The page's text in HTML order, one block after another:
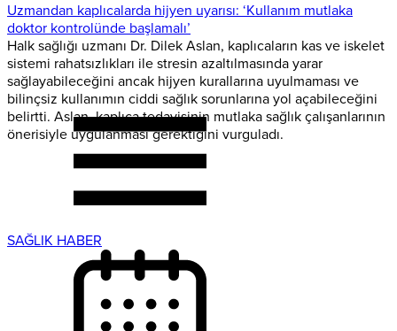
Uzmandan kaplıcalarda hijyen uyarısı: ‘Kullanım mutlaka
doktor kontrolünde başlamalı’
Halk sağlığı uzmanı Dr. Dilek Aslan, kaplıcaların kas ve iskelet
sistemi rahatsızlıkları ile stresin azaltılmasında yarar
sağlayabileceğini ancak hijyen kurallarına uyulmaması ve
bilinçsiz kullanımın ciddi sağlık sorunlarına yol açabileceğini
belirtti. Aslan, kaplıca tedavisinin mutlaka sağlık çalışanlarının
önerisiyle uygulanması gerektiğini vurguladı.
SAĞLIK HABER